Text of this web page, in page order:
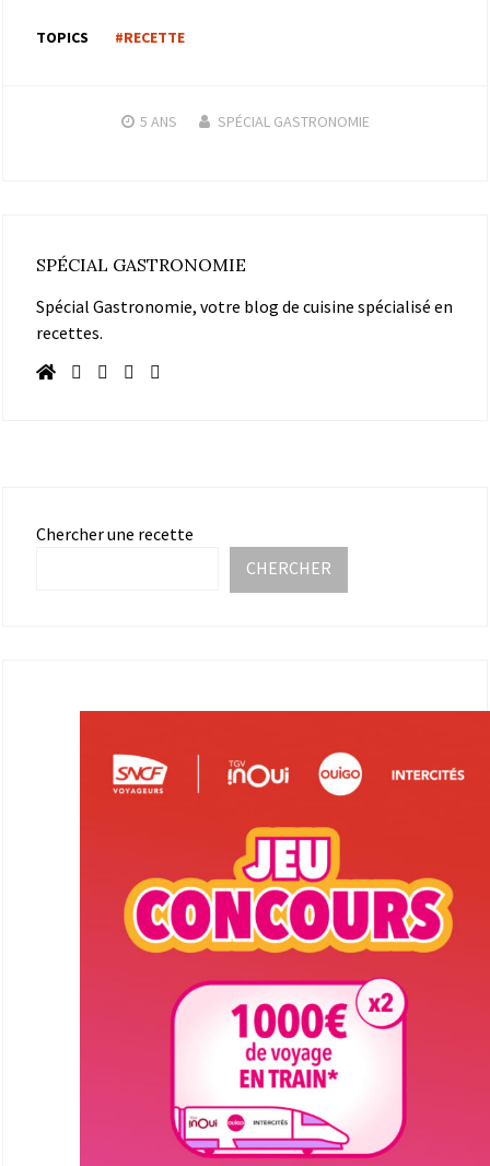
TOPICS #RECETTE
5 ANS SPÉCIAL GASTRONOMIE
SPÉCIAL GASTRONOMIE
Spécial Gastronomie, votre blog de cuisine spécialisé en
recettes.
Chercher une recette
CHERCHER